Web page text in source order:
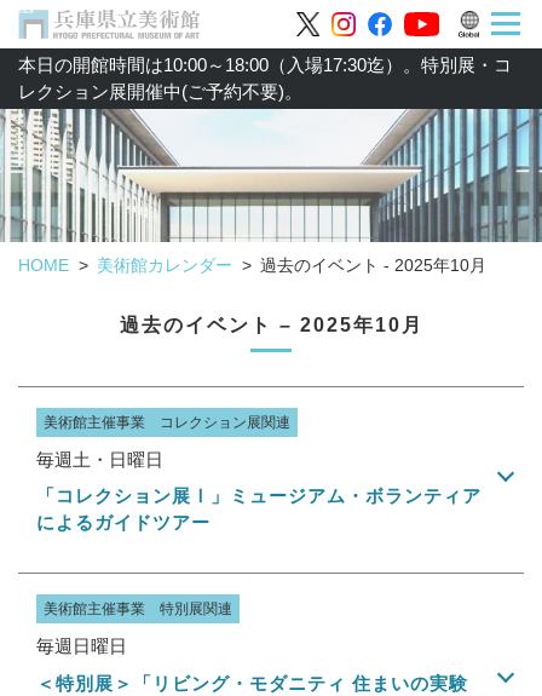
本日の開館時間は10:00～18:00（入場17:30迄）。特別展・コ
レクション展開催中(ご予約不要)。
HOME 美術館カレンダー 過去のイベント - 2025年10月
過去のイベント – 2025年10月
美術館主催事業 コレクション展関連
毎週土・日曜日
「コレクション展Ⅰ」ミュージアム・ボランティア
によるガイドツアー
美術館主催事業 特別展関連
毎週日曜日
＜特別展＞「リビング・モダニティ 住まいの実験